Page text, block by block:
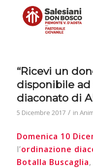
“Ricevi un
disponibile ad
diaconato di
5 Dicembre 2017 / in
Domenica 10
l’ordinazione
Botalla Buscaglia